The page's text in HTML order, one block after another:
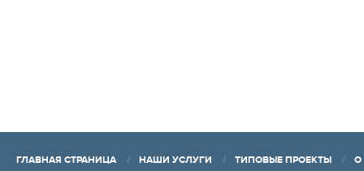
ГЛАВНАЯ СТРАНИЦА НАШИ УСЛУГИ ТИПОВЫЕ ПРОЕКТЫ О